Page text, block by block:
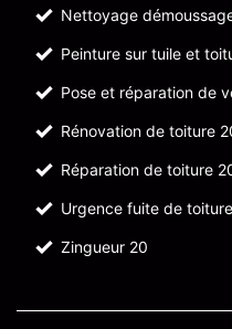
Nettoyage
Peinture sur tuile et
Pose et réparation de
Rénovation de toiture
Réparation de toiture
Urgence fuite de
Zingueur 20